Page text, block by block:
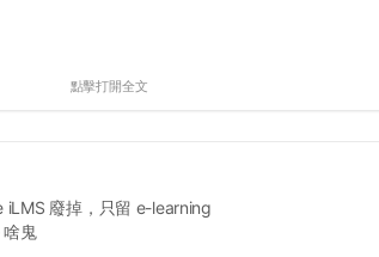
點擊打開全文
iLMS 廢掉，只留 e-learning
啥鬼